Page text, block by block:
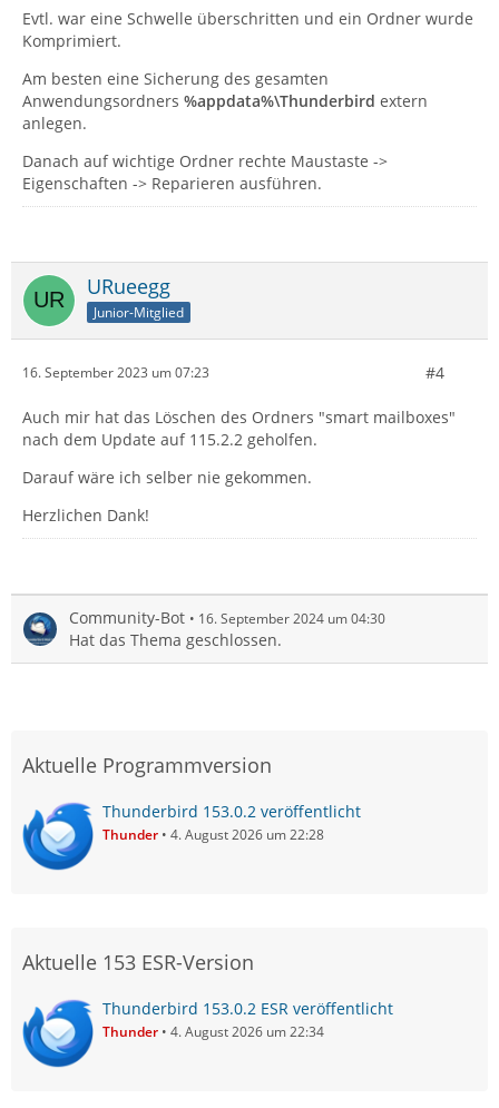
Evtl. war eine Schwelle überschritten und ein Ordner wurde
Komprimiert.
Am besten eine Sicherung des gesamten
Anwendungsordners %appdata%\Thunderbird extern
anlegen.
Danach auf wichtige Ordner rechte Maustaste ->
Eigenschaften -> Reparieren ausführen.
URueegg
Junior-Mitglied
16. September 2023 um 07:23 #4
Auch mir hat das Löschen des Ordners "smart mailboxes"
nach dem Update auf 115.2.2 geholfen.
Darauf wäre ich selber nie gekommen.
Herzlichen Dank!
Community-Bot 16. September 2024 um 04:30
Hat das Thema geschlossen.
Aktuelle Programmversion
Thunderbird 153.0.2 veröffentlicht
Thunder 4. August 2026 um 22:28
Aktuelle 153 ESR-Version
Thunderbird 153.0.2 ESR veröffentlicht
Thunder 4. August 2026 um 22:34